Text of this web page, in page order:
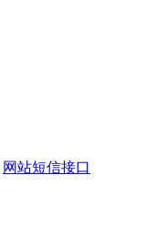
网站短信接口